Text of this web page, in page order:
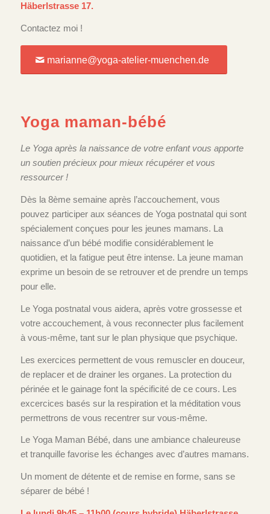
Häberlstrasse 17.
Contactez moi !
marianne@yoga-atelier-muenchen.de
Yoga maman-bébé
Le Yoga après la naissance de votre enfant vous apporte
un soutien précieux pour mieux récupérer et vous
ressourcer !
Dès la 8ème semaine après l’accouchement, vous
pouvez participer aux séances de Yoga postnatal qui sont
spécialement conçues pour les jeunes mamans. La
naissance d’un bébé modifie considérablement le
quotidien, et la fatigue peut être intense. La jeune maman
exprime un besoin de se retrouver et de prendre un temps
pour elle.
Le Yoga postnatal vous aidera, après votre grossesse et
votre accouchement, à vous reconnecter plus facilement
à vous-même, tant sur le plan physique que psychique.
Les exercices permettent de vous remuscler en douceur,
de replacer et de drainer les organes. La protection du
périnée et le gainage font la spécificité de ce cours. Les
excercices basés sur la respiration et la méditation vous
permettrons de vous recentrer sur vous-même.
Le Yoga Maman Bébé, dans une ambiance chaleureuse
et tranquille favorise les échanges avec d’autres mamans.
Un moment de détente et de remise en forme, sans se
séparer de bébé !